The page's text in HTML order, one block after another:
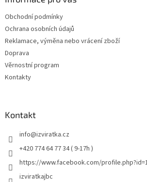
Obchodní podmínky
Ochrana osobních údajů
Reklamace, výměna nebo vrácení zboží
Doprava
Věrnostní program
Kontakty
Kontakt
info@izviratka.cz
+420 774 64 77 34 ( 9-17h )
https://www.facebook.com/
izviratkajbc